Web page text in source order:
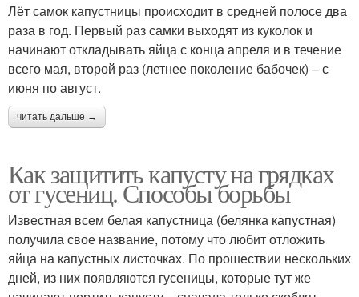
Лёт самок капустницы происходит в средней полосе два
раза в год. Первый раз самки выходят из куколок и
начинают откладывать яйца с конца апреля и в течение
всего мая, второй раз (летнее поколение бабочек) – с
июня по август.
читать дальше →
Как защитить капусту на грядках
от гусениц. Способы борьбы
Известная всем белая капустница (белянка капустная)
получила свое название, потому что любит отложить
яйца на капустных листочках. По прошествии нескольких
дней, из них появляются гусеницы, которые тут же